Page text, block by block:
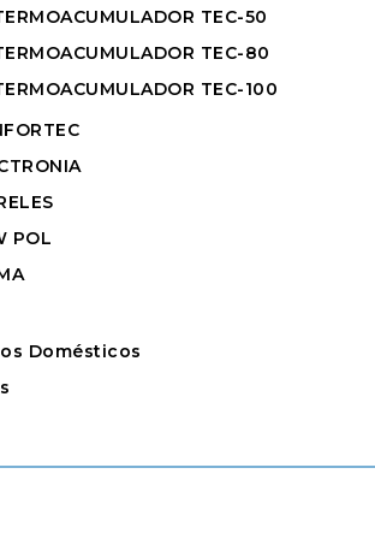
TEC-50
TEC-80
TEC-100
POL
Domésticos